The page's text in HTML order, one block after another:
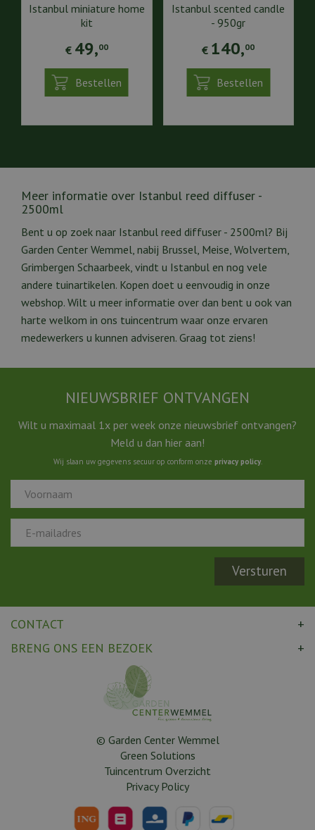
Istanbul miniature home
kit
€ 49,00
Bestellen
Istanbul scented candle
- 950gr
€ 140,00
Bestellen
Meer informatie over Istanbul reed diffuser -
2500ml
Bent u op zoek naar Istanbul reed diffuser - 2500ml? Bij
Garden Center Wemmel, nabij Brussel, Meise, Wolvertem,
Grimbergen Schaarbeek, vindt u Istanbul en nog vele
andere tuinartikelen. Kopen doet u eenvoudig in onze
webshop. Wilt u meer informatie over dan bent u ook van
harte welkom in ons tuincentrum waar onze ervaren
medewerkers u kunnen adviseren. Graag tot ziens!
NIEUWSBRIEF ONTVANGEN
Wilt u maximaal 1x per week onze nieuwsbrief ontvangen?
Meld u dan hier aan!
Wij slaan uw gegevens secuur op conform onze privacy policy.
CONTACT
BRENG ONS EEN BEZOEK
© Garden Center Wemmel
Green Solutions
Tuincentrum Overzicht
Privacy Policy